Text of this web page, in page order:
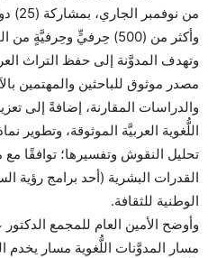
من
وأكثر من (500) حِرفيٍّ وحِرفيَّةٍ من المملكة.
وتهدف المدوَّنة إلى حفظ التراث
مصدر موثوق للباحثين والمهتمين
والدراسات المقارنة، إضافةً إلى
اللُّغوية العربيَّة الموثوقة، وتطوير
تحليل النقوش وتفسيرها؛ توافقًا
الوطنية للثقافة.
وأوضح الأمين العام للمجمع
مسار المدوَّنات اللُّغوية مسار يخدم